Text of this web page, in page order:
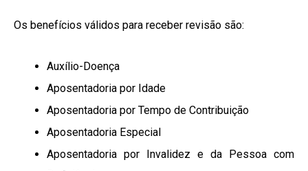
Os benefícios válidos para receber revisão são:
Auxílio-Doença
Aposentadoria por Idade
Aposentadoria por Tempo de Contribuição
Aposentadoria Especial
Aposentadoria por Invalidez e da Pessoa com